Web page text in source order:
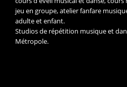
jeu en groupe, atelier fanfare
adulte et enfant.
Studios de répétition musique et
Métropole.